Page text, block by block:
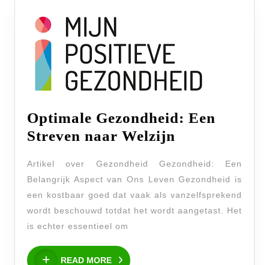
Optimale Gezondheid: Een
Streven naar Welzijn
Een
Streven
naar
Artikel over Gezondheid Gezondheid: Een
Belangrijk Aspect van Ons Leven Gezondheid is
een kostbaar goed dat vaak als vanzelfsprekend
wordt beschouwd totdat het wordt aangetast. Het
is echter essentieel om
READ MORE
READ